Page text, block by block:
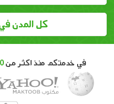
كل المدن
في خدمتكم منذ اكثر من